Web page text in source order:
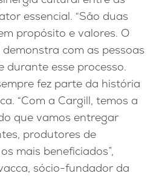
essencial. “São duas
propósito e valores. O
com as pessoas
durante esse processo.
fez parte da história
“Com a Cargill, temos a
que vamos entregar
produtores de
mais beneficiados”,
sócio-fundador da